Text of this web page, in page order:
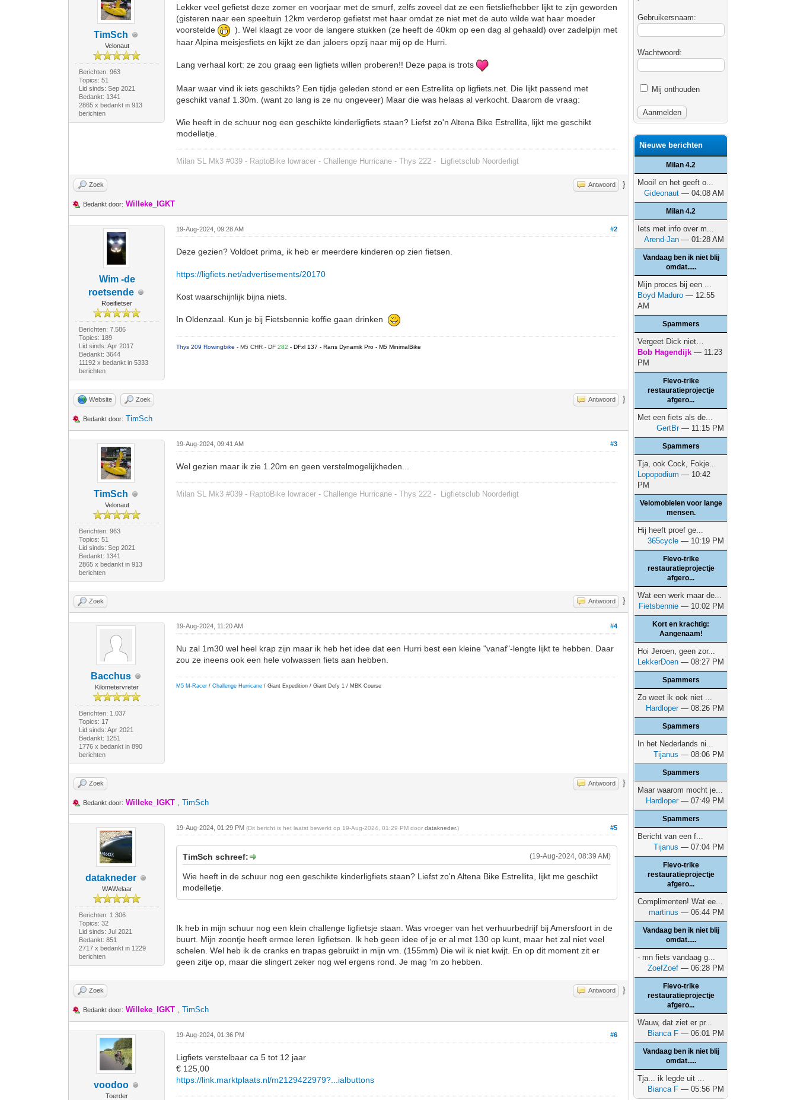
TimSch
Velonaut
Berichten: 963
Topics: 51
Lid sinds: Sep 2021
Bedankt: 1341
2865 x bedankt in 913
berichten
Lekker veel gefietst deze zomer en voorjaar met de smurf, zelfs zoveel dat ze een fietsliefhebber lijkt te zijn geworden
(gisteren naar een speeltuin 12km verderop gefietst met haar omdat ze niet met de auto wilde wat haar moeder
voorstelde
). Wel klaagt ze voor de langere stukken (ze heeft de 40km op een dag al gehaald) over zadelpijn met
haar Alpina meisjesfiets en kijkt ze dan jaloers opzij naar mij op de Hurri.
Lang verhaal kort: ze zou graag een ligfiets willen proberen!! Deze papa is trots
Maar waar vind ik iets geschikts? Een tijdje geleden stond er een Estrellita op ligfiets.net. Die lijkt passend met
geschikt vanaf 1.30m. (want zo lang is ze nu ongeveer) Maar die was helaas al verkocht. Daarom de vraag:
Wie heeft in de schuur nog een geschikte kinderligfiets staan? Liefst zo'n Altena Bike Estrellita, lijkt me geschikt
modelletje.
Milan SL Mk3 #039 - RaptoBike lowracer - Challenge Hurricane - Thys 222 - Ligfietsclub Noorderligt
Zoek Antwoord }
Bedankt door: Willeke_IGKT
Wim -de
roetsende
Roeifietser
Berichten: 7.586
Topics: 189
Lid sinds: Apr 2017
Bedankt: 3644
11192 x bedankt in 5333
berichten
#2
19-Aug-2024, 09:28 AM
Deze gezien? Voldoet prima, ik heb er meerdere kinderen op zien fietsen.
https://ligfiets.net/advertisements/20170
Kost waarschijnlijk bijna niets.
In Oldenzaal. Kun je bij Fietsbennie koffie gaan drinken
Thys 209 Rowingbike- M5 CHR - DF282- DFxl 137 - Rans Dynamik Pro - M5 MinimalBike
Website Zoek Antwoord }
Bedankt door: TimSch
TimSch
Velonaut
Berichten: 963
Topics: 51
Lid sinds: Sep 2021
Bedankt: 1341
2865 x bedankt in 913
berichten
#3
19-Aug-2024, 09:41 AM
Wel gezien maar ik zie 1.20m en geen verstelmogelijkheden...
Milan SL Mk3 #039 - RaptoBike lowracer - Challenge Hurricane - Thys 222 - Ligfietsclub Noorderligt
Zoek Antwoord }
Bacchus
Kilometervreter
Berichten: 1.037
Topics: 17
Lid sinds: Apr 2021
Bedankt: 1251
1776 x bedankt in 890
berichten
#4
19-Aug-2024, 11:20 AM
Nu zal 1m30 wel heel krap zijn maar ik heb het idee dat een Hurri best een kleine "vanaf"-lengte lijkt te hebben. Daar
zou ze ineens ook een hele volwassen fiets aan hebben.
M5 M-Racer /Challenge Hurricane / Giant Expedition / Giant Defy 1 / MBK Course
Zoek Antwoord }
Bedankt door: Willeke_IGKT ,TimSch
datakneder
WAWelaar
Berichten: 1.306
Topics: 32
Lid sinds: Jul 2021
Bedankt: 851
2717 x bedankt in 1229
berichten
#5
19-Aug-2024, 01:29 PM(Dit bericht is het laatst bewerkt op 19-Aug-2024, 01:29 PM doordatakneder.)
(19-Aug-2024, 08:39 AM)
TimSch schreef:
Wie heeft in de schuur nog een geschikte kinderligfiets staan? Liefst zo'n Altena Bike Estrellita, lijkt me geschikt
modelletje.
Ik heb in mijn schuur nog een klein challenge ligfietsje staan. Was vroeger van het verhuurbedrijf bij Amersfoort in de
buurt. Mijn zoontje heeft ermee leren ligfietsen. Ik heb geen idee of je er al met 130 op kunt, maar het zal niet veel
schelen. Wel heb ik de cranks en trapas gebruikt in mijn vm. (155mm) Die wil ik niet kwijt. En op dit moment zit er
geen zitje op, maar die slingert zeker nog wel ergens rond. Je mag 'm zo hebben.
Zoek Antwoord }
Bedankt door: Willeke_IGKT ,TimSch
voodoo
Toerder
#6
19-Aug-2024, 01:36 PM
Ligfiets verstelbaar ca 5 tot 12 jaar
€ 125,00
https://link.marktplaats.nl/m2129422979?...ialbuttons
Gebruikersnaam:
Wachtwoord:
Mij onthouden
Nieuwe berichten
Milan 4.2
Mooi! en het geeft o...
Gideonaut — 04:08 AM
Milan 4.2
Iets met info over m...
Arend-Jan — 01:28 AM
Vandaag ben ik niet blij
omdat.....
Mijn proces bij een ...
Boyd Maduro — 12:55
AM
Spammers
Vergeet Dick niet…
Bob Hagendijk — 11:23
PM
Flevo-trike
restauratieprojectje
afgero...
Met een fiets als de...
GertBr— 11:15 PM
Spammers
Tja, ook Cock, Fokje...
Lopopodium — 10:42
PM
Velomobielen voor lange
mensen.
Hij heeft proef ge...
365cycle — 10:19 PM
Flevo-trike
restauratieprojectje
afgero...
Wat een werk maar de...
Fietsbennie — 10:02 PM
Kort en krachtig:
Aangenaam!
Hoi Jeroen, geen zor...
LekkerDoen — 08:27 PM
Spammers
Zo weet ik ook niet ...
Hardloper— 08:26 PM
Spammers
In het Nederlands ni...
Tijanus — 08:06 PM
Spammers
Maar waarom mocht je...
Hardloper— 07:49 PM
Spammers
Bericht van een f...
Tijanus — 07:04 PM
Flevo-trike
restauratieprojectje
afgero...
Complimenten! Wat ee...
martinus — 06:44 PM
Vandaag ben ik niet blij
omdat.....
- mn fiets vandaag g...
ZoefZoef — 06:28 PM
Flevo-trike
restauratieprojectje
afgero...
Wauw, dat ziet er pr...
Bianca F — 06:01 PM
Vandaag ben ik niet blij
omdat.....
Tja... ik legde uit ...
Bianca F — 05:56 PM